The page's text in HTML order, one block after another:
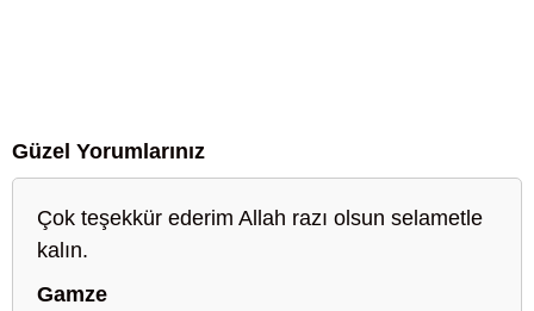
Güzel Yorumlarınız
Çok teşekkür ederim Allah razı olsun selametle
kalın.
Gamze